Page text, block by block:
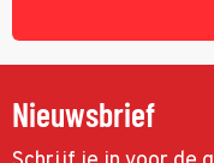
Nieuwsbrief